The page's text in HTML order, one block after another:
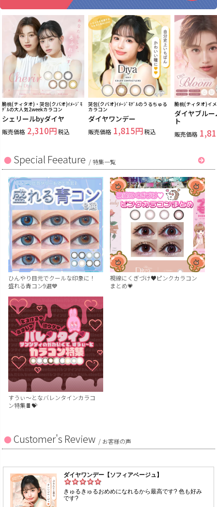
脆桃(チィタオ)・哭包(クバオ)ｲﾒｰｼﾞﾓ
ﾃﾞﾙの大人気2weekカラコン
シェリールbyダイヤ
販売価格 2,310 税込
哭包(クバオ)ｲﾒｰｼﾞﾓﾃﾞﾙのうるちゅる
カラコン
ダイヤワンデー
販売価格 1,815 税込
脆桃(チィタオ)イ
ダイヤブル
ト
販売価格
Special Feeature /特集一覧
ひんやり目元でクールな印象に！
盛れる青コン9選💙
視線にくぎづけ♥ピンクカラコン
まとめ💗
すうぃ～となバレンタインカラコ
ン特集🍫💝
Customer's Review / お客様の声